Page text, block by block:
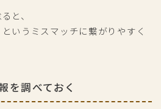
と、
いうミスマッチに繋がりやすく
を調べておく